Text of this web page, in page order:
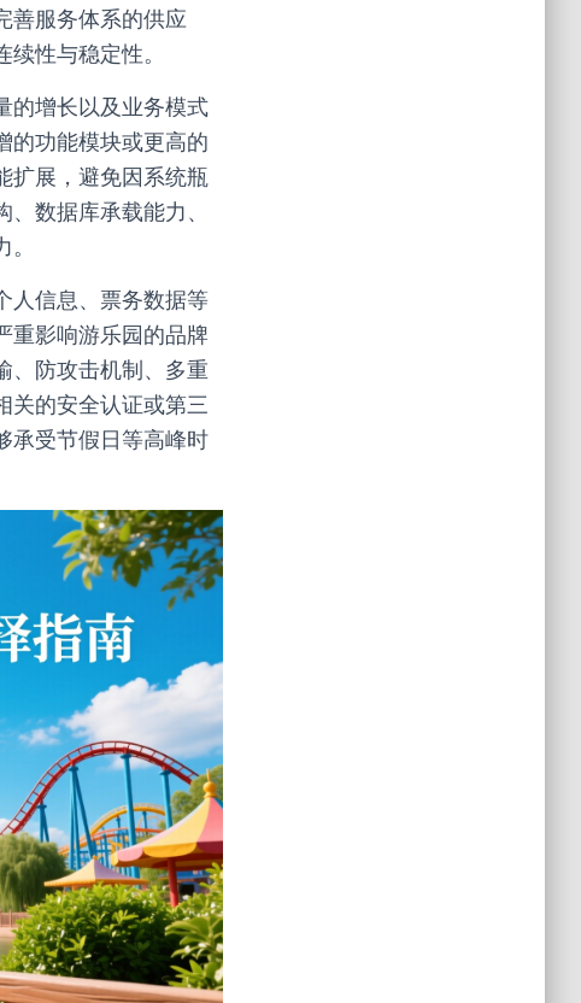
善服务体系的供应
性与稳定性。
的增长以及业务模式
的功能模块或更高的
扩展，避免因系统瓶
数据库承载能力、
人信息、票务数据等
重影响游乐园的品牌
、防攻击机制、多重
关的安全认证或第三
承受节假日等高峰时